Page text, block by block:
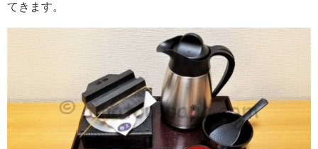
てきます。